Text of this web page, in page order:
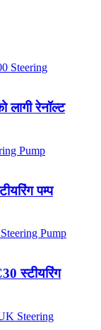
लागी रेनॉल्ट
पम्प
स्टीयरिंग